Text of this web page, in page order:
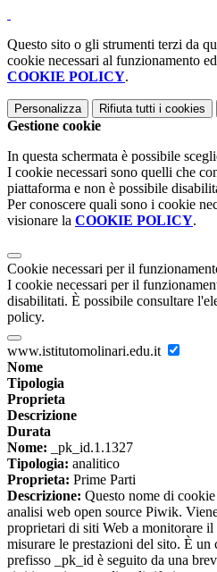
Questo sito o gli strumenti terzi da
cookie necessari al funzionamento
COOKIE POLICY.
Personalizza Rifiuta tutti i cookies
Gestione cookie
In questa schermata è possibile
I cookie necessari sono quelli che
piattaforma e non è possibile
Per conoscere quali sono i cookie
visionare la COOKIE POLICY.
Cookie necessari per il
I cookie necessari per il
disabilitati. È possibile consultare
policy.
www.istitutomolinari.edu.it
Nome
Tipologia
Proprieta
Descrizione
Durata
Nome: _pk_id.1.1327
Tipologia: analitico
Proprieta: Prime Parti
Descrizione: Questo nome di
analisi web open source Piwik.
proprietari di siti Web a monitorare
misurare le prestazioni del sito. È
prefisso _pk_id è seguito da una